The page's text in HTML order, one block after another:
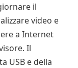
il
video e
a Internet
Il
USB e della